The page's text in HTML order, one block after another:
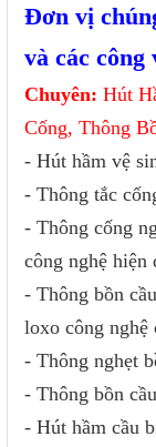
Đơn vị
và các công
Chuyên: Hút
Cống, Thông
- Hút hầm vệ
- Thông tắc
- Thông cống
công nghệ hiện
- Thông bồn
loxo công nghệ
- Thông nghẹt
- Thông bồn
- Hút hầm cầu